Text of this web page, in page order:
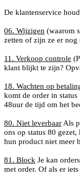
De klantenservice
06. Wijzigen (waarom
zetten of zijn ze er nog
11. Verkoop controle
klant blijkt te zijn?
18. Wachten op
komt de order in
48uur de tijd om het
80. Niet leverbaarAls
ons op status 80
hun product niet meer
81. Block Je kan
met order. Of als er